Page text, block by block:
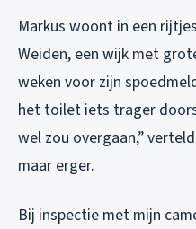
Markus woont in een
Weiden, een wijk met
weken voor zijn
het toilet iets trager
wel zou overgaan,”
maar erger.
Bij inspectie met mijn